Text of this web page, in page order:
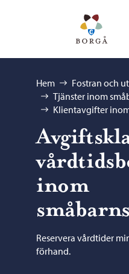
Bläddra:
Hem
Fostran och
Tjänster inom
Klientavgifter
inom
Reservera vårdtider
förhand.